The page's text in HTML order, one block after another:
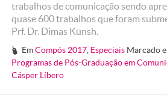
trabalhos de comunicação sendo
quase 600 trabalhos que foram
Prf. Dr. Dimas Künsh.
# EmCompós 2017 Especiais Marcado
Programas de Pós-Graduação em
Cásper Líbero